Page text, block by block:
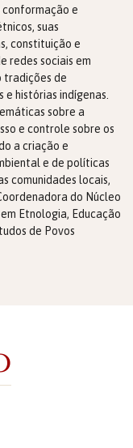
conformação e
suas
constituição e
redes sociais em
tradições de
histórias indígenas.
sobre a
e controle sobre os
a criação e
e de políticas
comunidades locais,
do Núcleo
Etnologia, Educação
de Povos